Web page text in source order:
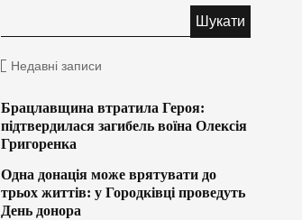
Недавні записи
Брацлавщина втратила Героя:
підтвердилася загибель воїна Олексія
Григоренка
Одна донація може врятувати до
трьох життів: у Городківці проведуть
День донора